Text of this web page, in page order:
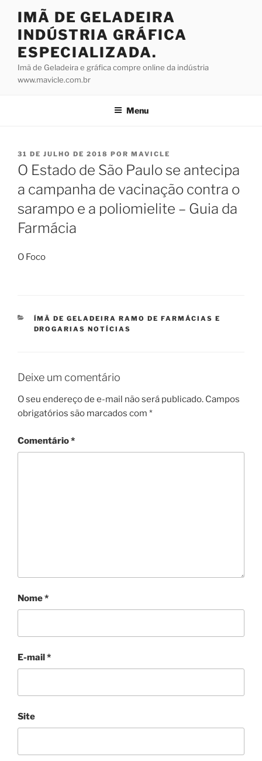
conteúdo
IMÃ DE GELADEIRA
INDÚSTRIA GRÁFICA
ESPECIALIZADA.
Imã de Geladeira e gráfica compre online da indústria
www.mavicle.com.br
Menu
PUBLICADO
EM
31 DE JULHO DE 2018 POR MAVICLE
O Estado de São Paulo se antecipa
a campanha de vacinação contra o
sarampo e a poliomielite – Guia da
Farmácia
O Foco
CATEGORIAS
ÍMÃ DE GELADEIRA RAMO DE FARMÁCIAS E
DROGARIAS NOTÍCIAS
Deixe um comentário
O seu endereço de e-mail não será publicado. Campos
obrigatórios são marcados com *
Comentário*
Nome*
E-mail*
Site